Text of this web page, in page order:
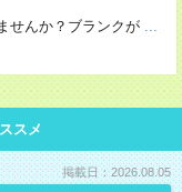
せんか？ブランクが ...
スメ
掲載日：2026.08.05